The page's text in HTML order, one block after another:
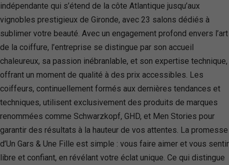
indépendante qui s’étend de la côte Atlantique jusqu’aux
vignobles prestigieux de Gironde, avec 23 salons dédiés à
sublimer votre beauté. Avec un engagement profond envers l’art
de la coiffure, l’entreprise se distingue par son accueil
chaleureux, sa passion inébranlable, et son expertise technique,
offrant un moment de qualité à des prix accessibles. Les
coiffeurs, continuellement formés aux dernières tendances et
techniques, utilisent exclusivement des produits de marques
renommées comme Schwarzkopf, GHD, et Men Stories pour
garantir des résultats à la hauteur de vos attentes. La promesse
d’Un Gars & Une Fille est simple : vous faire aimer et vous sentir
libre et confiant, en révélant votre éclat unique. Ce qui distingue